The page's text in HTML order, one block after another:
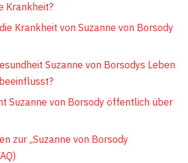
Krankheit?
Krankheit von Suzanne von Borsody
Suzanne von Borsodys Leben
Suzanne von Borsody öffentlich über
zur „Suzanne von Borsody